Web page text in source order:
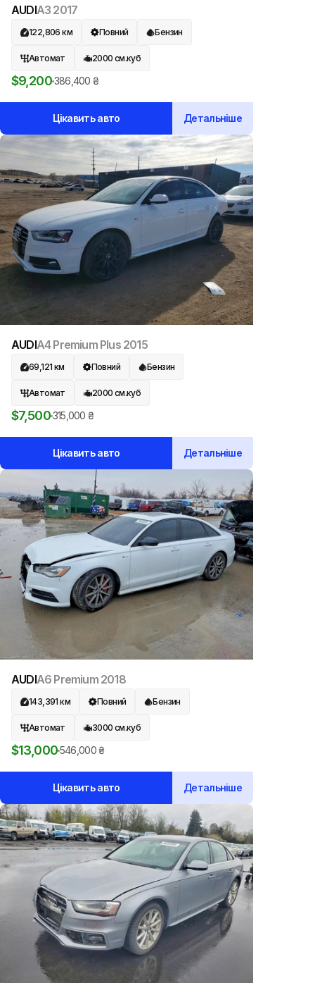
AUDIA3 2017
122,806 км Повний Бензин
Автомат 2000 см.куб
$9,200386,400 ₴
Цікавить авто Детальніше
AUDIA4 Premium Plus 2015
69,121 км Повний Бензин
Автомат 2000 см.куб
$7,500315,000 ₴
Цікавить авто Детальніше
AUDIA6 Premium 2018
143,391 км Повний Бензин
Автомат 3000 см.куб
$13,000546,000₴
Цікавить авто Детальніше